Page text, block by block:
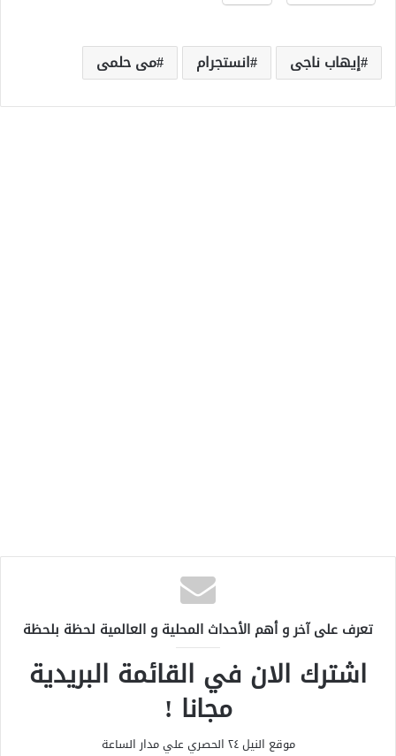
إيهاب ناجى انستجرام مى حلمى
تعرف على آخر و أهم الأحداث المحلية و العالمية لحظة بلحظة
اشترك الان في القائمة البريدية
مجانا !
موقع النيل ٢٤ الحصري علي مدار الساعة